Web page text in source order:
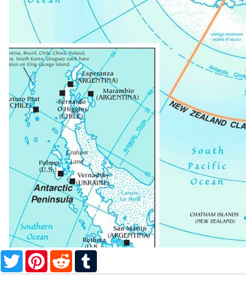
Facebook
TwitterPinterest
Reddit